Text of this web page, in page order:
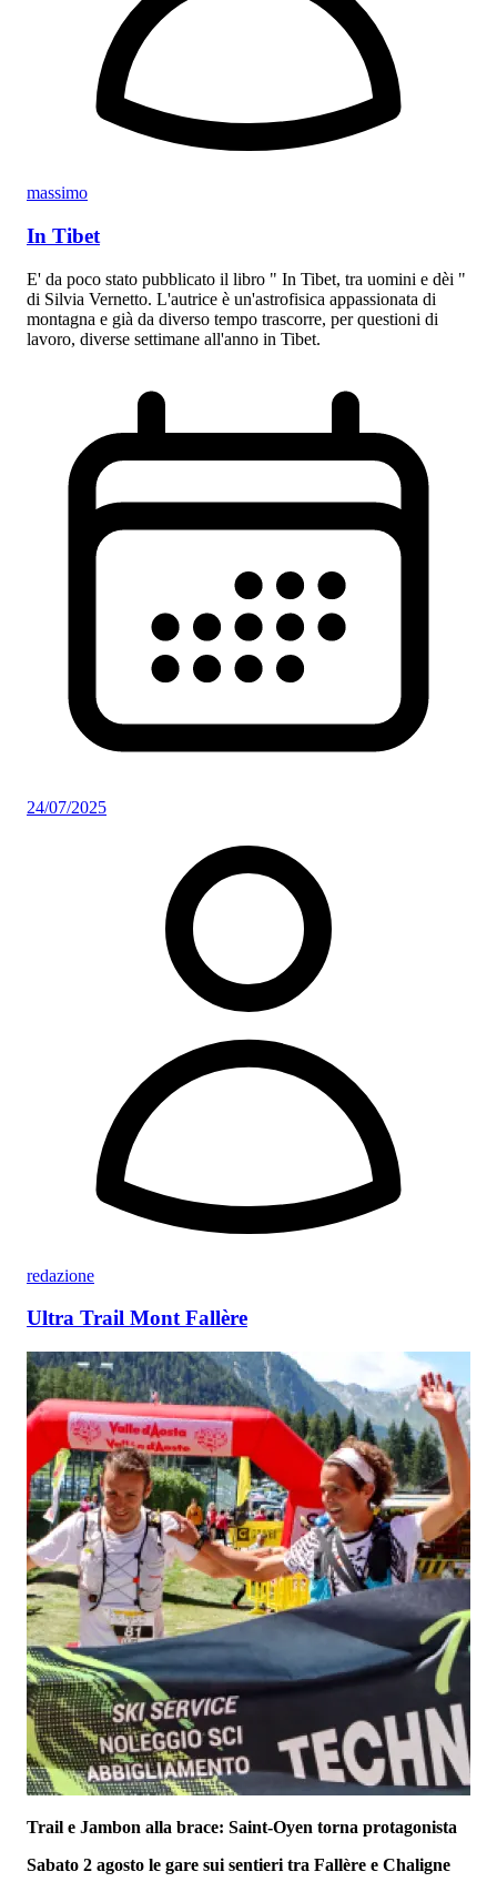
massimo
In Tibet
E' da poco stato pubblicato il libro " In Tibet, tra uomini e dèi "
di Silvia Vernetto. L'autrice è un'astrofisica appassionata di
montagna e già da diverso tempo trascorre, per questioni di
lavoro, diverse settimane all'anno in Tibet.
24/07/2025
redazione
Ultra Trail Mont Fallère
Trail e Jambon alla brace: Saint-Oyen torna protagonista
Sabato 2 agosto le gare sui sentieri tra Fallère e Chaligne